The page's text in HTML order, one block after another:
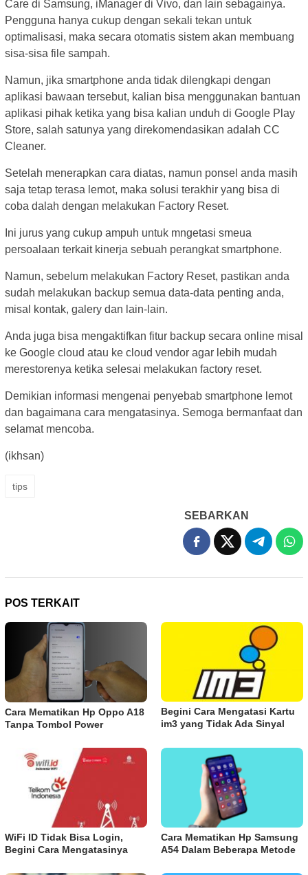
Care di Samsung, iManager di Vivo, dan lain sebagainya.
Pengguna hanya cukup dengan sekali tekan untuk
optimalisasi, maka secara otomatis sistem akan membuang
sisa-sisa file sampah.
Namun, jika smartphone anda tidak dilengkapi dengan
aplikasi bawaan tersebut, kalian bisa menggunakan bantuan
aplikasi pihak ketika yang bisa kalian unduh di Google Play
Store, salah satunya yang direkomendasikan adalah CC
Cleaner.
Setelah menerapkan cara diatas, namun ponsel anda masih
saja tetap terasa lemot, maka solusi terakhir yang bisa di
coba dalah dengan melakukan Factory Reset.
Ini jurus yang cukup ampuh untuk mngetasi smeua
persoalaan terkait kinerja sebuah perangkat smartphone.
Namun, sebelum melakukan Factory Reset, pastikan anda
sudah melakukan backup semua data-data penting anda,
misal kontak, galery dan lain-lain.
Anda juga bisa mengaktifkan fitur backup secara online misal
ke Google cloud atau ke cloud vendor agar lebih mudah
merestorenya ketika selesai melakukan factory reset.
Demikian informasi mengenai penyebab smartphone lemot
dan bagaimana cara mengatasinya. Semoga bermanfaat dan
selamat mencoba.
(ikhsan)
tips
SEBARKAN
POS TERKAIT
Cara Mematikan Hp Oppo A18
Tanpa Tombol Power
Begini Cara Mengatasi Kartu
im3 yang Tidak Ada Sinyal
WiFi ID Tidak Bisa Login,
Begini Cara Mengatasinya
Cara Mematikan Hp Samsung
A54 Dalam Beberapa Metode